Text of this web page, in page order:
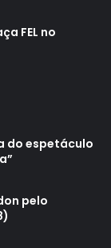
FEL no
do espetáculo
pelo